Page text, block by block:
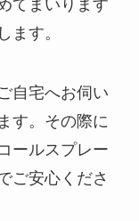
てまいります
ます。
自宅へお伺い
す。その際に
ールスプレー
ご安心くださ